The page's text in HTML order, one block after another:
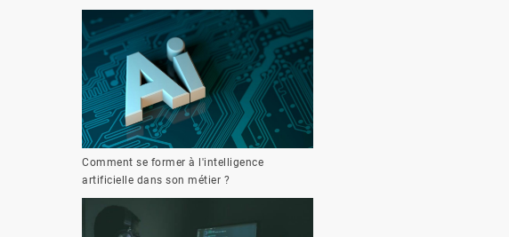
Comment se former à l'intelligence
artificielle dans son métier ?